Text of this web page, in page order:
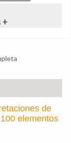
+
de
elementos